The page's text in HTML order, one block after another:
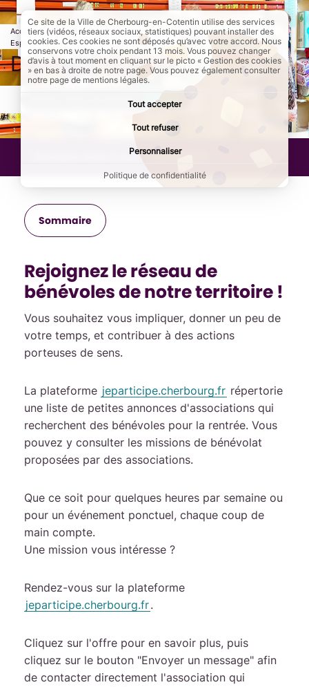
Accueil Ma ville
Les associations de Cherbourg-en-Cotentin
Espace associations
Page active :
Devenir bénévole
Devenir bénévole
AddToAny (share) est désactivé. Autoriser
Dernière mise à jour :04/11/2025
Sommaire
Rejoignez le réseau de
bénévoles de notre territoire !
Vous souhaitez vous impliquer, donner un peu de
votre temps, et contribuer à des actions
porteuses de sens.
La plateforme jeparticipe.cherbourg.fr répertorie
une liste de petites annonces d'associations qui
recherchent des bénévoles pour la rentrée. Vous
pouvez y consulter les missions de bénévolat
proposées par des associations.
Que ce soit pour quelques heures par semaine ou
pour un événement ponctuel, chaque coup de
main compte.
Une mission vous intéresse ?
Rendez-vous sur la plateforme
jeparticipe.cherbourg.fr.
Cliquez sur l'offre pour en savoir plus, puis
cliquez sur le bouton "Envoyer un message" afin
de contacter directement l'association qui
Ce site de la Ville de Cherbourg-en-Cotentin utilise des services
tiers (vidéos, réseaux sociaux, statistiques) pouvant installer des
cookies. Ces cookies ne sont déposés qu’avec votre accord. Nous
conservons votre choix pendant 13 mois. Vous pouvez changer
d’avis à tout moment en cliquant sur le picto « Gestion des cookies
» en bas à droite de notre page. Vous pouvez également consulter
notre page de mentions légales.
Tout accepter
Tout refuser
Personnaliser
Politique de confidentialité